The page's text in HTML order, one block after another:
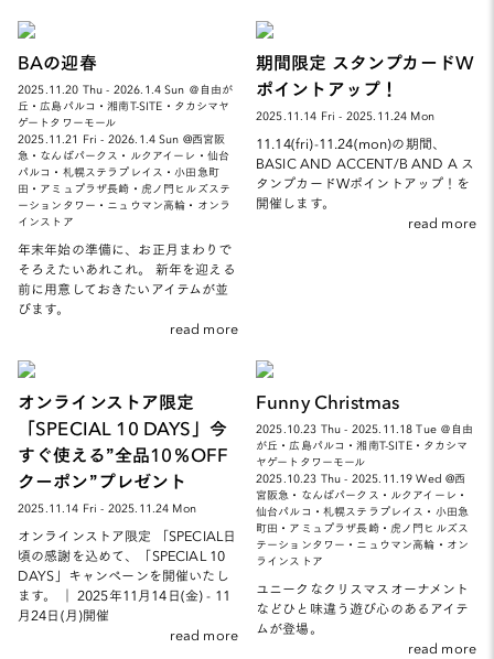
BAの迎春
2025.11.20 Thu - 2026.1.4 Sun ＠自由が
丘・広島パルコ・湘南T-SITE・タカシマヤ
ゲートタワーモール
2025.11.21 Fri - 2026.1.4 Sun @西宮阪
急・なんばパークス・ルクアイーレ・仙台
パルコ・札幌ステラプレイス・小田急町
田・アミュプラザ長崎・虎ノ門ヒルズステ
ーションタワー・ニュウマン高輪・オンラ
インストア
年末年始の準備に、お正月まわりで
そろえたいあれこれ。 新年を迎える
前に用意しておきたいアイテムが並
びます。
read more
期間限定 スタンプカードW
ポイントアップ！
2025.11.14 Fri - 2025.11.24 Mon
11.14(fri)-11.24(mon)の期間、
BASIC AND ACCENT/B AND A ス
タンプカードWポイントアップ！を
開催します。
read more
オンラインストア限定
「SPECIAL 10 DAYS」今
すぐ使える”全品10％OFF
クーポン”プレゼント
2025.11.14 Fri - 2025.11.24 Mon
オンラインストア限定 「SPECIAL日
頃の感謝を込めて、「SPECIAL 10
DAYS」キャンペーンを開催いたし
ます。 ｜ 2025年11月14日(金) - 11
月24日(月)開催
read more
Funny Christmas
2025.10.23 Thu - 2025.11.18 Tue ＠自由
が丘・広島パルコ・湘南T-SITE・タカシマ
ヤゲートタワーモール
2025.10.23 Thu - 2025.11.19 Wed @西
宮阪急・なんばパークス・ルクアイーレ・
仙台パルコ・札幌ステラプレイス・小田急
町田・アミュプラザ長崎・虎ノ門ヒルズス
テーションタワー・ニュウマン高輪・オン
ラインストア
ユニークなクリスマスオーナメント
などひと味違う遊び心のあるアイテ
ムが登場。
read more